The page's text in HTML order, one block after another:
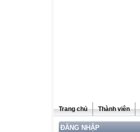
Trang chủ Thành viên
ĐĂNG NHẬP